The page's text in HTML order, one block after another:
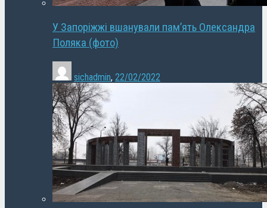
У Запоріжжі вшанували пам’ять Олександра
Поляка (фото)
sichadmin, 22/02/2022